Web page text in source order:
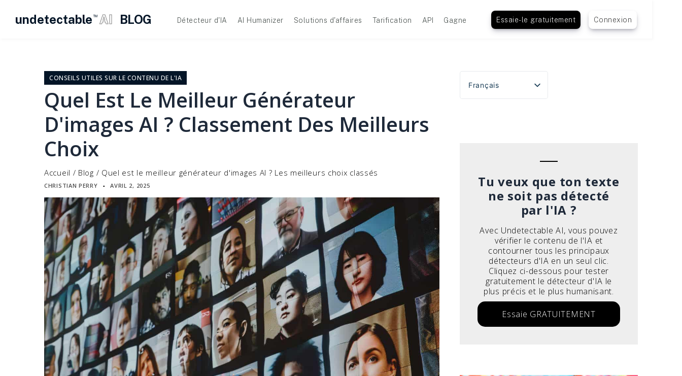
undetectable TM AI BLOG Détecteur d'IA AI Humanizer Solutions d'affaires Tarification API Gagne Essaie-le gratuitement Connexion
CONSEILS UTILES SUR LE CONTENU DE L'IA
Quel Est Le Meilleur Générateur
D'images AI ? Classement Des Meilleurs
Choix
Accueil / Blog / Quel est le meilleur générateur d'images AI ? Les meilleurs choix classés
CHRISTIAN PERRY ▪ AVRIL 2, 2025
Français
English
Tu veux que ton texte
ne soit pas détecté
par l'IA ?
Avec Undetectable AI, vous pouvez
vérifier le contenu de l'IA et
contourner tous les principaux
détecteurs d'IA en un seul clic.
Cliquez ci-dessous pour tester
gratuitement le détecteur d'IA le
plus précis et le plus humanisant.
Essaie GRATUITEMENT